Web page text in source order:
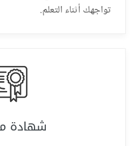
تواجهك أثناء التعلم.
شهادة